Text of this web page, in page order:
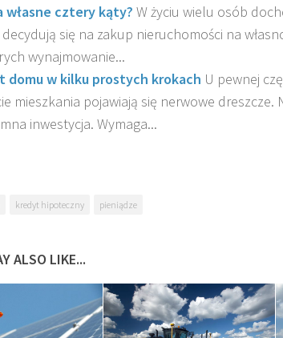
własne cztery kąty? W życiu wielu osób
się na zakup nieruchomości na
wynajmowanie...
domu w kilku prostych krokach U pewnej
mieszkania pojawiają się nerwowe dreszcze.
inwestycja. Wymaga...
kredyt hipoteczny pieniądze
ALSO LIKE...